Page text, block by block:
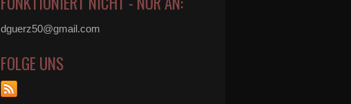
dguerz50@gmail.com
FOLGE UNS